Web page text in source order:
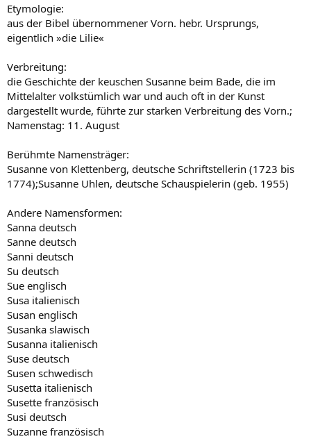
Etymologie:
aus der Bibel übernommener Vorn. hebr. Ursprungs,
eigentlich »die Lilie«
Verbreitung:
die Geschichte der keuschen Susanne beim Bade, die im
Mittelalter volkstümlich war und auch oft in der Kunst
dargestellt wurde, führte zur starken Verbreitung des Vorn.;
Namenstag: 11. August
Berühmte Namensträger:
Susanne von Klettenberg, deutsche Schriftstellerin (1723 bis
1774);Susanne Uhlen, deutsche Schauspielerin (geb. 1955)
Andere Namensformen:
Sanna deutsch
Sanne deutsch
Sanni deutsch
Su deutsch
Sue englisch
Susa italienisch
Susan englisch
Susanka slawisch
Susanna italienisch
Suse deutsch
Susen schwedisch
Susetta italienisch
Susette französisch
Susi deutsch
Suzanne französisch